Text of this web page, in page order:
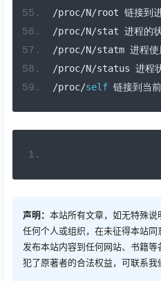
/proc/N/root 链接到
/proc/N/stat 进程的
/proc/N/statm 进程
/proc/N/status 进程
/proc/self 链接到当
声明： 本站所有文章，如无特殊说
任何个人或组织，在未征得本站同
发布本站内容到任何网站、书籍
犯了原著者的合法权益，可联系我